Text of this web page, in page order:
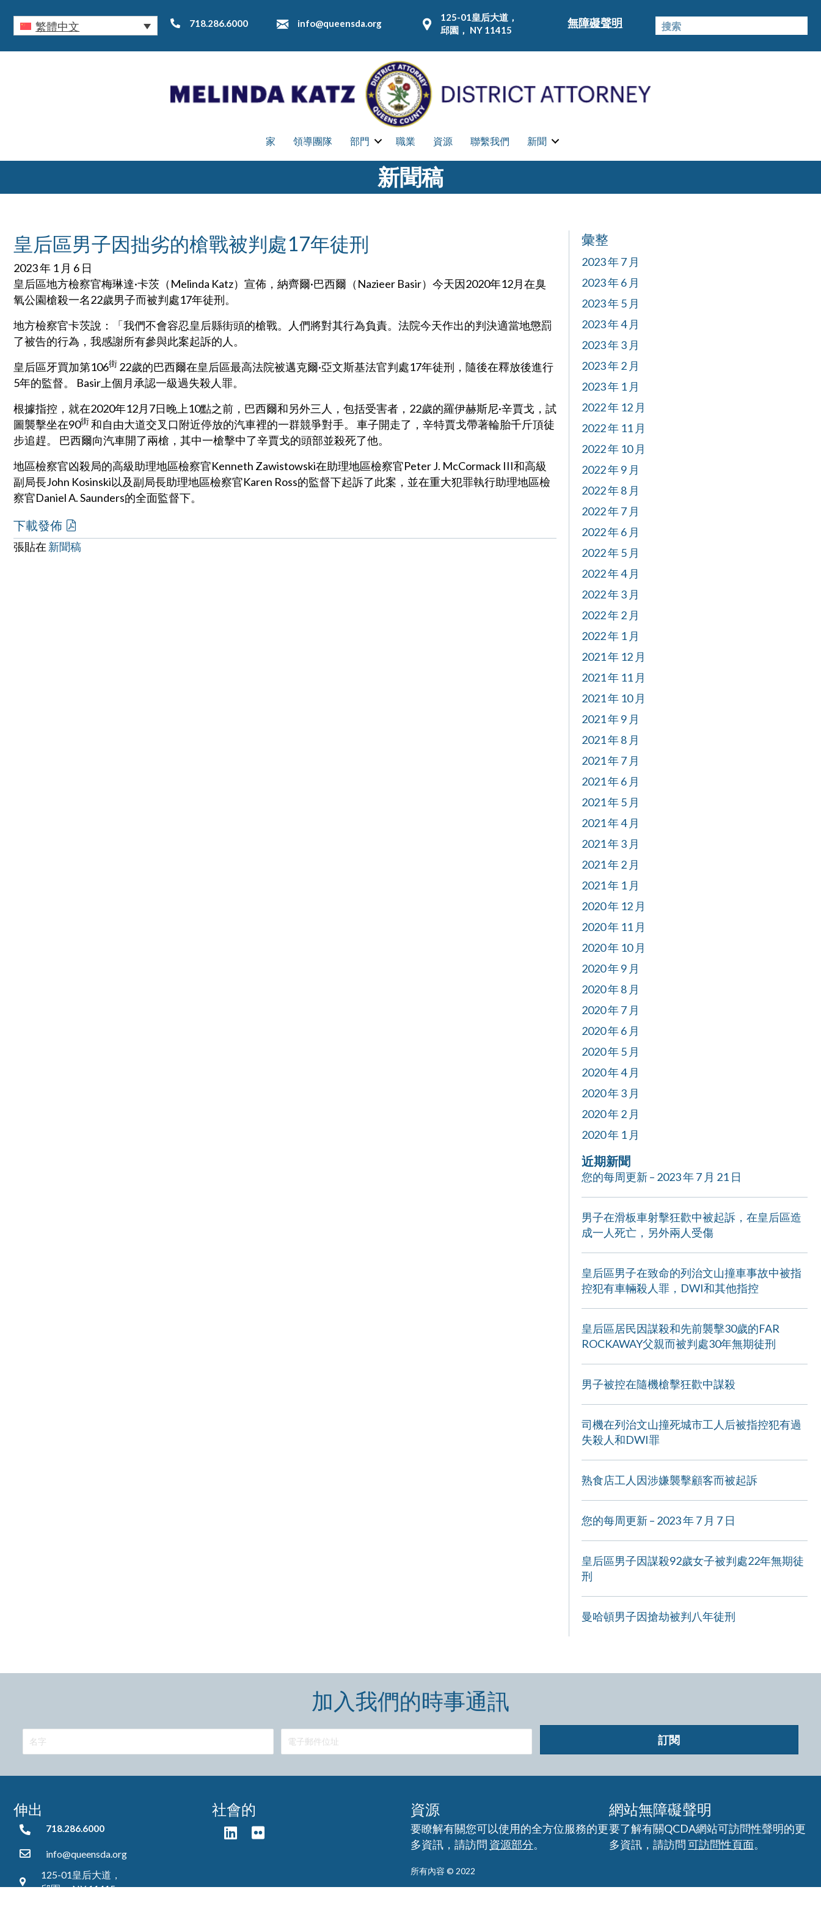
繁體中文 718.286.6000 info@queensda.org
125-01皇后大道，
邱園， NY 11415
無障礙聲明
家 領導團隊 部門 職業 資源 聯繫我們 新聞
新聞稿
皇后區男子因拙劣的槍戰被判處17年徒刑
2023 年 1 月 6 日
皇后區地方檢察官梅琳達·卡茨（Melinda Katz）宣佈，納齊爾·巴西爾（Nazieer Basir）今天因2020年12月在臭
氧公園槍殺一名22歲男子而被判處17年徒刑。
地方檢察官卡茨說：「我們不會容忍皇后縣街頭的槍戰。人們將對其行為負責。法院今天作出的判決適當地懲罰
了被告的行為，我感謝所有參與此案起訴的人。
皇后區牙買加第106街 22歲的巴西爾在皇后區最高法院被邁克爾·亞文斯基法官判處17年徒刑，隨後在釋放後進行
5年的監督。 Basir上個月承認一級過失殺人罪。
根據指控，就在2020年12月7日晚上10點之前，巴西爾和另外三人，包括受害者，22歲的羅伊赫斯尼·辛賈戈，試
圖襲擊坐在90街和自由大道交叉口附近停放的汽車裡的一群競爭對手。 車子開走了，辛特賈戈帶著輪胎千斤頂徒
步追趕。 巴西爾向汽車開了兩槍，其中一槍擊中了辛賈戈的頭部並殺死了他。
地區檢察官凶殺局的高級助理地區檢察官Kenneth Zawistowski在助理地區檢察官Peter J. McCormack III和高級
副局長John Kosinski以及副局長助理地區檢察官Karen Ross的監督下起訴了此案，並在重大犯罪執行助理地區檢
察官Daniel A. Saunders的全面監督下。
下載發佈
張貼在 新聞稿
彙整
2023 年 7 月
2023 年 6 月
2023 年 5 月
2023 年 4 月
2023 年 3 月
2023 年 2 月
2023 年 1 月
2022 年 12 月
2022 年 11 月
2022 年 10 月
2022 年 9 月
2022 年 8 月
2022 年 7 月
2022 年 6 月
2022 年 5 月
2022 年 4 月
2022 年 3 月
2022 年 2 月
2022 年 1 月
2021 年 12 月
2021 年 11 月
2021 年 10 月
2021 年 9 月
2021 年 8 月
2021 年 7 月
2021 年 6 月
2021 年 5 月
2021 年 4 月
2021 年 3 月
2021 年 2 月
2021 年 1 月
2020 年 12 月
2020 年 11 月
2020 年 10 月
2020 年 9 月
2020 年 8 月
2020 年 7 月
2020 年 6 月
2020 年 5 月
2020 年 4 月
2020 年 3 月
2020 年 2 月
2020 年 1 月
近期新聞
您的每周更新 – 2023 年 7 月 21 日
男子在滑板車射擊狂歡中被起訴，在皇后區造
成一人死亡，另外兩人受傷
皇后區男子在致命的列治文山撞車事故中被指
控犯有車輛殺人罪，DWI和其他指控
皇后區居民因謀殺和先前襲擊30歲的FAR
ROCKAWAY父親而被判處30年無期徒刑
男子被控在隨機槍擊狂歡中謀殺
司機在列治文山撞死城市工人后被指控犯有過
失殺人和DWI罪
熟食店工人因涉嫌襲擊顧客而被起訴
您的每周更新 – 2023 年 7 月 7 日
皇后區男子因謀殺92歲女子被判處22年無期徒
刑
曼哈頓男子因搶劫被判八年徒刑
加入我們的時事通訊
訂閱
伸出
718.286.6000
718.286.6000
info@queensda.org
125-01皇后大道，
邱園， NY 11415
社會的 資源
要瞭解有關您可以使用的全方位服務的更
多資訊，請訪問 資源部分。
所有內容 © 2022
網站無障礙聲明
要了解有關QCDA網站可訪問性聲明的更
多資訊，請訪問可訪問性頁面。